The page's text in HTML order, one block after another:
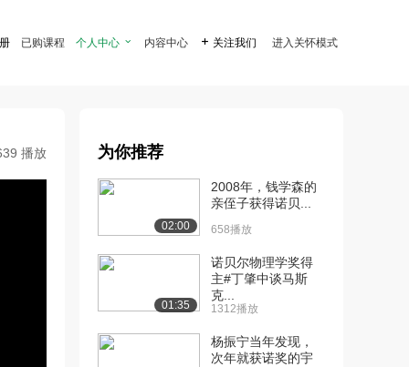
已购课程 个人中心  内容中心  关注我们 进入关怀模式
播放 为你推荐
02:00
2008年，钱学森的
亲侄子获得诺贝...
658播放
01:35
诺贝尔物理学奖得
主#丁肇中谈马斯
克...
1312播放
杨振宁当年发现，
次年就获诺奖的宇